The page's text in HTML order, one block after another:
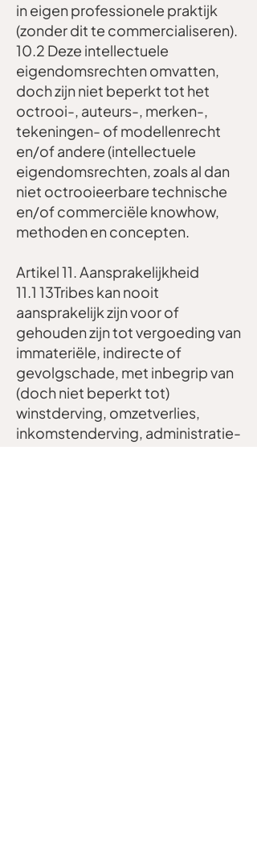
in eigen professionele praktijk
(zonder dit te commercialiseren).
10.2 Deze intellectuele
eigendomsrechten omvatten,
doch zijn niet beperkt tot het
octrooi-, auteurs-, merken-,
tekeningen- of modellenrecht
en/of andere (intellectuele
eigendomsrechten, zoals al dan
niet octrooieerbare technische
en/of commerciële knowhow,
methoden en concepten.
Artikel 11. Aansprakelijkheid
11.1 13Tribes kan nooit
aansprakelijk zijn voor of
gehouden zijn tot vergoeding van
immateriële, indirecte of
gevolgschade, met inbegrip van
(doch niet beperkt tot)
winstderving, omzetverlies,
inkomstenderving, administratie-